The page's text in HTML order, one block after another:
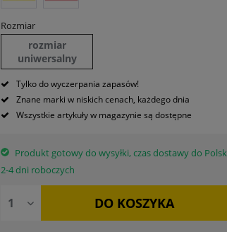
Rozmiar
rozmiar
uniwersalny
Tylko do wyczerpania zapasów!
Znane marki w niskich cenach, każdego dnia
Wszystkie artykuły w magazynie są dostępne
Produkt gotowy do wysyłki, czas dostawy do
2-4 dni roboczych
DO KOSZYKA